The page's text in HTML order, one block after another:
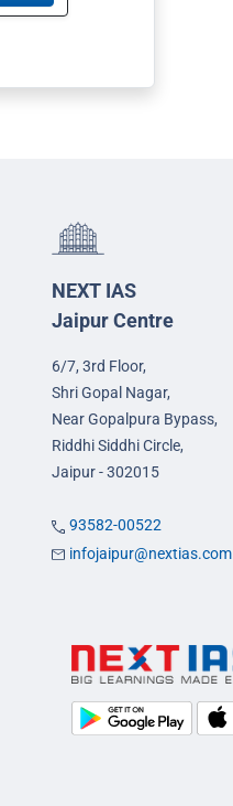
NEXT IAS
Jaipur Centre
6/7, 3rd Floor,
Shri Gopal Nagar,
Near Gopalpura Bypass,
Riddhi Siddhi Circle,
Jaipur - 302015
93582-00522
infojaipur@nextias.com